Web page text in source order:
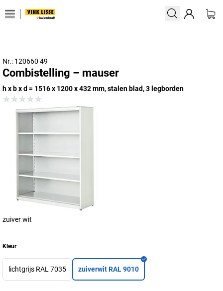
Nr.: 120660 49
Combistelling – mauser
h x b x d = 1516 x 1200 x 432 mm, stalen blad, 3 legborden
zuiver wit
Kleur
lichtgrijs RAL 7035 zuiverwit RAL 9010